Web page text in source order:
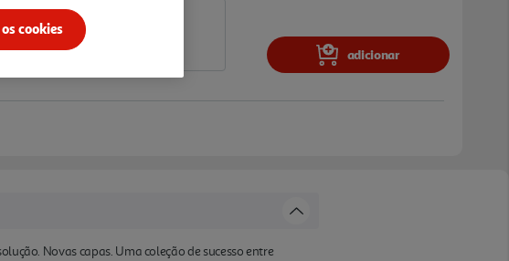
adicionar
Novas capas. Uma coleção de sucesso entre
cookies